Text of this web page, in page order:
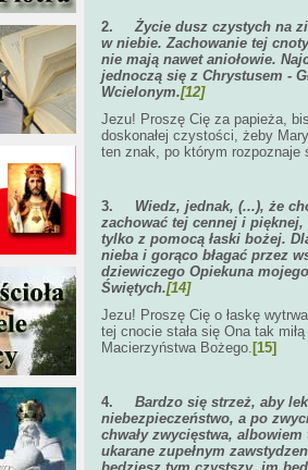
2.Życie dusz czystych na
w niebie. Zachowanie tej
nie mają nawet aniołowie.
jednoczą się z Chrystusem -
Wcielonym.[12]
Jezu! Proszę Cię za papieża,
doskonałej czystości, żeby
ten znak, po którym rozpoznaje
3. Wiedz, jednak, (...), że
zachować tej cennej i
tylko z pomocą łaski bożej.
nieba i gorąco błagać przez
dziewiczego Opiekuna
Świętych.[14]
Jezu! Proszę Cię o łaskę
tej cnocie stała się Ona tak
Macierzyństwa Bożego. [15]
4. Bardzo się strzeż, aby
niebezpieczeństwo, a po
chwały zwycięstwa,
ukarane zupełnym